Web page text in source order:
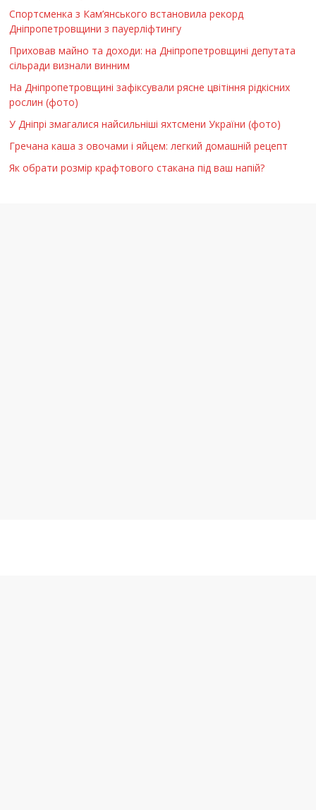
Спортсменка з Кам’янського встановила рекорд
Дніпропетровщини з пауерліфтингу
Приховав майно та доходи: на Дніпропетровщині депутата
сільради визнали винним
На Дніпропетровщині зафіксували рясне цвітіння рідкісних
рослин (фото)
У Дніпрі змагалися найсильніші яхтсмени України (фото)
Гречана каша з овочами і яйцем: легкий домашній рецепт
Як обрати розмір крафтового стакана під ваш напій?